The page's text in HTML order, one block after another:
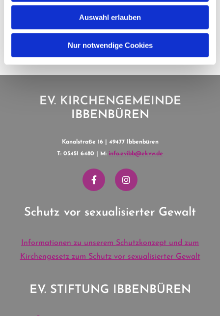
Auswahl erlauben
Nur notwendige Cookies
EV. KIRCHENGEMEINDE
IBBENBÜREN
Kanalstraße 16 | 49477 Ibbenbüren
T: 05451 6480 | M: info.evibb@ekvw.de
Schutz vor sexualisierter Gewalt
Informationen zu unserem Schutzkonzept und zum
Kirchengesetz zum Schutz vor sexualisierter Gewalt
EV. STIFTUNG IBBENBÜREN